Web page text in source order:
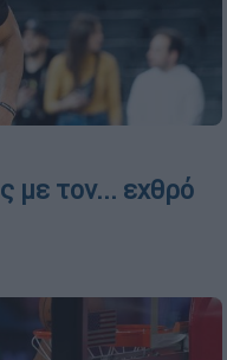
με τον... εχθρό